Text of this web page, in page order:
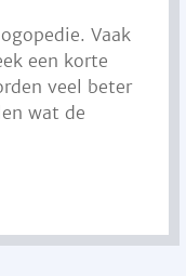
Vaak
een korte
veel beter
wat de